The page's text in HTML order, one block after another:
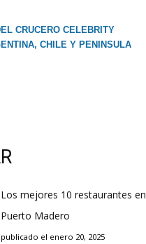
CRUCERO CELEBRITY
CHILE Y PENINSULA
Los mejores 10 restaurantes en
Puerto Madero
publicado el enero 20, 2025